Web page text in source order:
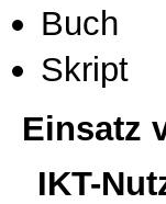
Buch
Skript
Einsatz
IKT-